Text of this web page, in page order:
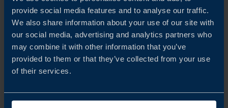
provide social media features and to analyse our traffic.
We also share information about your use of our site with
our social media, advertising and analytics partners who
may combine it with other information that you’ve
provided to them or that they’ve collected from your use
of their services.
TULLAR OCH DOKUMENT VID INTERNATIONELL
HANDEL (PÅ DISTANS)
READ MORE